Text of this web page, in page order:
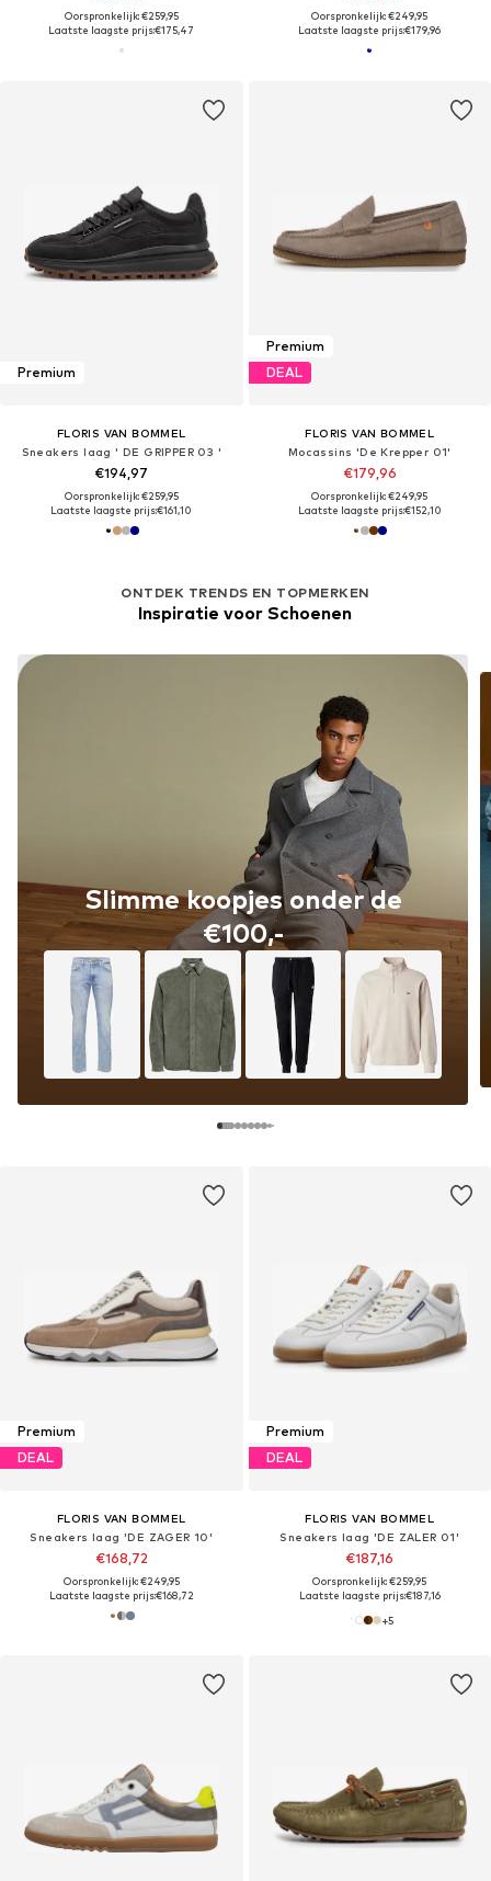
Oorspronkelijk: €259,95
Laatste laagste prijs:€175,47
Oorspronkelijk: €249,95
Laatste laagste prijs:€179,96
Premium
FLORIS VAN BOMMEL
Sneakers laag ' DE GRIPPER 03 '
€194,97
Oorspronkelijk: €259,95
Laatste laagste prijs:€161,10
ONTDEK TRENDS EN TOPMERKEN
Inspiratie voor Schoenen
Slimme koopjes onder de
€100,-
Premium
DEAL
FLORIS VAN BOMMEL
Mocassins 'De Krepper 01'
€179,96
Oorspronkelijk: €249,95
Laatste laagste prijs:€152,10
Premium
DEAL
FLORIS VAN BOMMEL
Sneakers laag 'DE ZAGER 10'
€168,72
Oorspronkelijk: €249,95
Laatste laagste prijs:€168,72
Premium
DEAL
FLORIS VAN BOMMEL
Sneakers laag 'DE ZALER 01'
€187,16
Oorspronkelijk: €259,95
Laatste laagste prijs:€187,16
+5